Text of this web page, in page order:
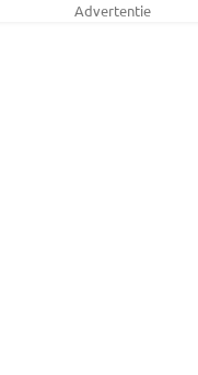
Advertentie